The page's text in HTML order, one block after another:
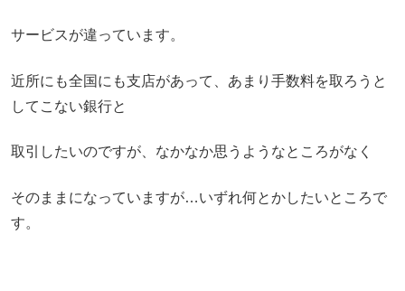
サービスが違っています。
近所にも全国にも支店があって、あまり手数料を取ろうと
してこない銀行と
取引したいのですが、なかなか思うようなところがなく
そのままになっていますが…いずれ何とかしたいところで
す。